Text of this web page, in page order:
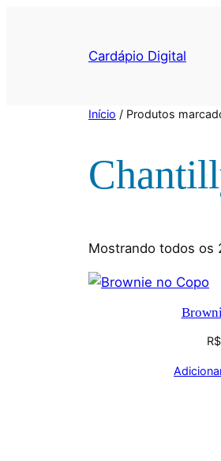
Cardápio Digital
Início / Produtos
Mostrando todos os
R$